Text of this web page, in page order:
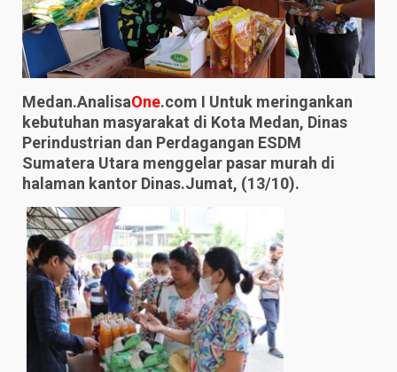
Medan.AnalisaOne.com I Untuk meringankan
kebutuhan masyarakat di Kota Medan, Dinas
Perindustrian dan Perdagangan ESDM
Sumatera Utara menggelar pasar murah di
halaman kantor Dinas.Jumat, (13/10).